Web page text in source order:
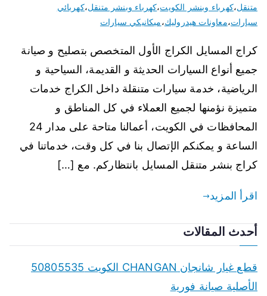
متنقل،كهرباء وبنشر الكويت،كهرباء وبنشر متنقل،كهربائي
سيارات،معاونات هيدروليك،ميكانيكي سيارات
كراج المسايل الكراج الأول المتخصص بتصليح و صيانة
جميع أنواع السيارات الحديثة و القديمة، السياحية و
الرياضية، خدمة سيارات متنقلة داخل الكراج خدمات
متميزة نؤمنها لجميع العملاء في كل المناطق و
المحافظات في الكويت، أعمالنا متاحة على مدار 24
الساعة و يمكنكم الإتصال بنا في كل وقت، خدماتنا في
كراج بنشر متنقل المسايل بانتظاركم. مع […]
اقرأ المزيد
أحدث المقالات
قطع غيار شانجان CHANGAN الكويت 50805535
الأصلية صيانة فورية